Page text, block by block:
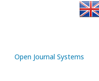
Open Journal Systems